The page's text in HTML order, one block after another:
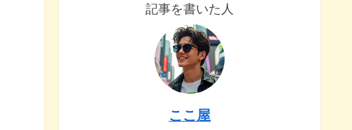
記事を書いた人
ここ屋